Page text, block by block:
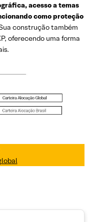
acesso a temas
como proteção
construção também
oferecendo uma forma